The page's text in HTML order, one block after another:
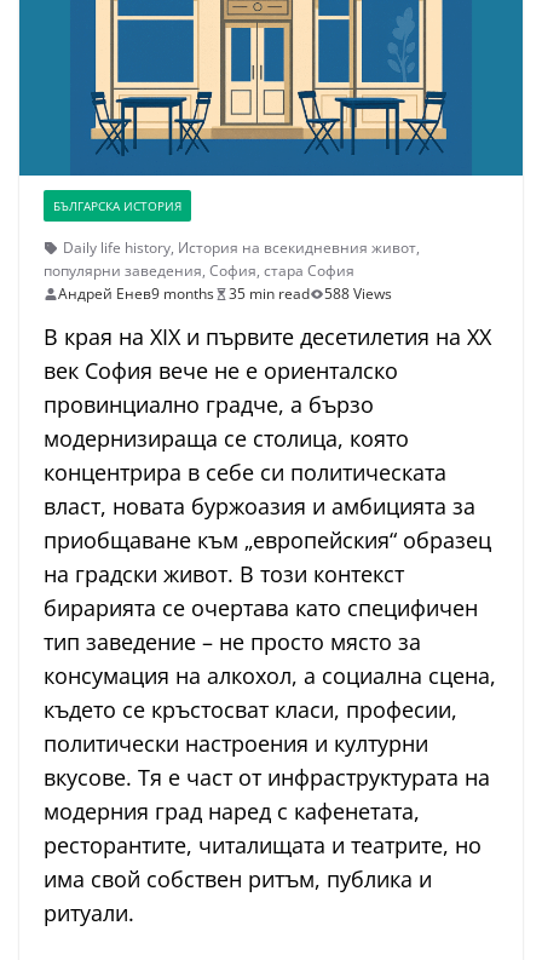
БЪЛГАРСКА ИСТОРИЯ
Daily life history, История на всекидневния живот,
популярни заведения, София, стара София
Андрей Енев9 months 35 min read 588 Views
В края на XIX и първите десетилетия на XX
век София вече не е ориенталско
провинциално градче, а бързо
модернизираща се столица, която
концентрира в себе си политическата
власт, новата буржоазия и амбицията за
приобщаване към „европейския“ образец
на градски живот. В този контекст
бирарията се очертава като специфичен
тип заведение – не просто място за
консумация на алкохол, а социална сцена,
където се кръстосват класи, професии,
политически настроения и културни
вкусове. Тя е част от инфраструктурата на
модерния град наред с кафенетата,
ресторантите, читалищата и театрите, но
има свой собствен ритъм, публика и
ритуали.